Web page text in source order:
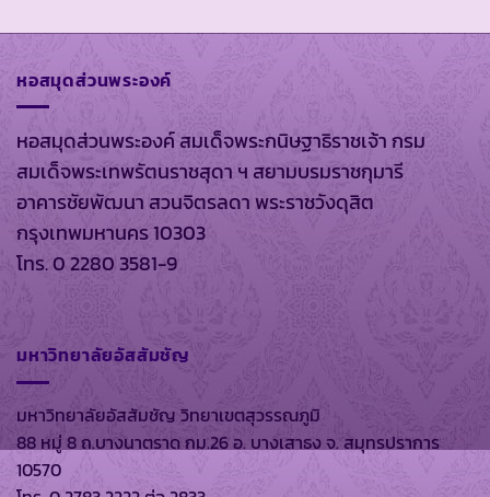
หอสมุดส่วนพระองค์
หอสมุดส่วนพระองค์ สมเด็จพระกนิษฐาธิราชเจ้า กรม
สมเด็จพระเทพรัตนราชสุดา ฯ สยามบรมราชกุมารี
อาคารชัยพัฒนา สวนจิตรลดา พระราชวังดุสิต
กรุงเทพมหานคร 10303
โทร. 0 2280 3581-9
มหาวิทยาลัยอัสสัมชัญ
มหาวิทยาลัยอัสสัมชัญ วิทยาเขตสุวรรณภูมิ
88 หมู่ 8 ถ.บางนาตราด กม.26 อ. บางเสาธง จ. สมุทรปราการ
10570